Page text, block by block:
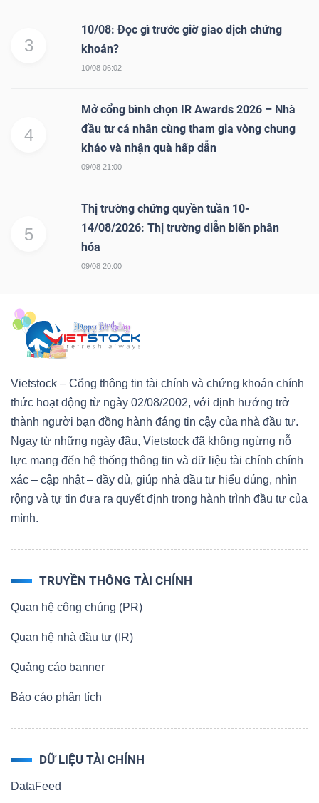
3
10/08: Đọc gì trước giờ giao dịch chứng
khoán?
10/08 06:02
4
Mở cổng bình chọn IR Awards 2026 – Nhà
đầu tư cá nhân cùng tham gia vòng chung
khảo và nhận quà hấp dẫn
09/08 21:00
5
Thị trường chứng quyền tuần 10-
14/08/2026: Thị trường diễn biến phân
hóa
09/08 20:00
Vietstock – Cổng thông tin tài chính và chứng khoán chính
thức hoạt động từ ngày 02/08/2002, với định hướng trở
thành người bạn đồng hành đáng tin cậy của nhà đầu tư.
Ngay từ những ngày đầu, Vietstock đã không ngừng nỗ
lực mang đến hệ thống thông tin và dữ liệu tài chính chính
xác – cập nhật – đầy đủ, giúp nhà đầu tư hiểu đúng, nhìn
rộng và tự tin đưa ra quyết định trong hành trình đầu tư của
mình.
TRUYỀN THÔNG TÀI CHÍNH
Quan hệ công chúng (PR)
Quan hệ nhà đầu tư (IR)
Quảng cáo banner
Báo cáo phân tích
DỮ LIỆU TÀI CHÍNH
DataFeed